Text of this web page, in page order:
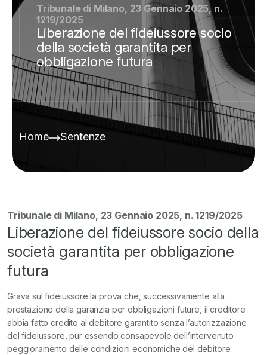
Tribunale di Milano, 23 Gennaio 2025, n.
1219/2025
Liberazione del fideiussore socio
della società garantita per
obbligazione futura
Home Sentenze
Tribunale di Milano, 23 Gennaio 2025, n. 1219/2025
Liberazione del fideiussore socio della
società garantita per obbligazione
futura
Grava sul fideiussore la prova che, successivamente alla
prestazione della garanzia per obbligazioni future, il creditore
abbia fatto credito al debitore garantito senza l’autorizzazione
del fideiussore, pur essendo consapevole dell’intervenuto
peggioramento delle condizioni economiche del debitore.